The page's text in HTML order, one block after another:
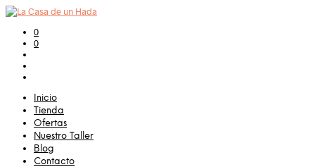
0
0
Inicio
Tienda
Ofertas
Nuestro Taller
Blog
Contacto